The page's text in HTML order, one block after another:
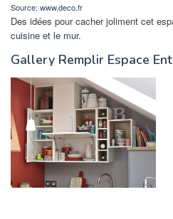
Source: www.deco.fr
Des idées pour cacher joliment cet
cuisine et le mur.
Gallery Remplir Espace